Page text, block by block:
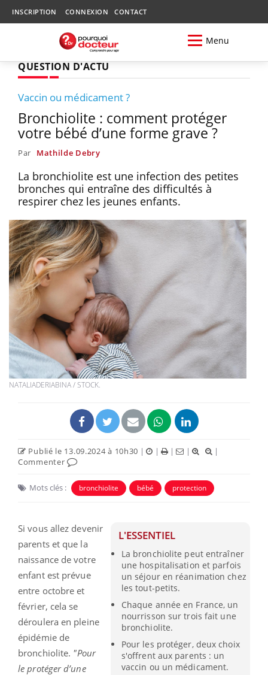
INSCRIPTION CONNEXION CONTACT
Menu
QUESTION D'ACTU
Vaccin ou médicament ?
Bronchiolite : comment protéger
votre bébé d’une forme grave ?
Par Mathilde Debry
La bronchiolite est une infection des petites
bronches qui entraîne des difficultés à
respirer chez les jeunes enfants.
NATALIADERIABINA / STOCK.
Publié le 13.09.2024 à 10h30 | | | |
|
Commenter
Mots clés : bronchiolite bébé protection
L'ESSENTIEL
La bronchiolite peut entraîner
une hospitalisation et parfois
un séjour en réanimation chez
les tout-petits.
Chaque année en France, un
nourrisson sur trois fait une
bronchiolite.
Pour les protéger, deux choix
s'offrent aux parents : un
vaccin ou un médicament.
Si vous allez devenir
parents et que la
naissance de votre
enfant est prévue
entre octobre et
février, cela se
déroulera en pleine
épidémie de
bronchiolite. "Pour
le protéger d’une